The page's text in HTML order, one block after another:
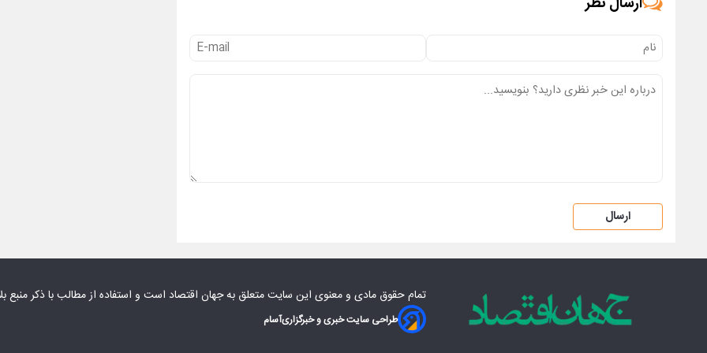
ارسال
تمام حقوق مادی‌ و معنوی این سایت متعلق بهجهان اقتصاد است و استفاده از مطالب با ذکر منبع
طراحی سایت خبری و خبرگزاریآسام